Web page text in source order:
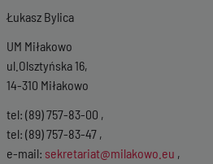
Łukasz Bylica
UM Miłakowo
ul.Olsztyńska 16,
14-310 Miłakowo
tel: (89) 757-83-00 ,
tel: (89) 757-83-47 ,
e-mail: sekretariat@milakowo.eu ,